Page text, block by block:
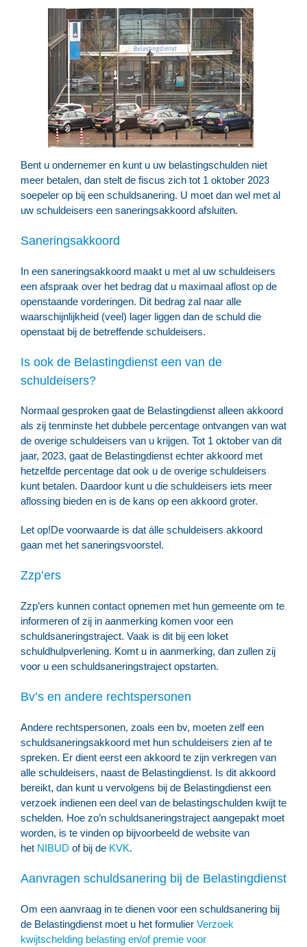
Bent u ondernemer en kunt u uw belastingschulden niet
meer betalen, dan stelt de fiscus zich tot 1 oktober 2023
soepeler op bij een schuldsanering. U moet dan wel met al
uw schuldeisers een saneringsakkoord afsluiten.
Saneringsakkoord
In een saneringsakkoord maakt u met al uw schuldeisers
een afspraak over het bedrag dat u maximaal aflost op de
openstaande vorderingen. Dit bedrag zal naar alle
waarschijnlijkheid (veel) lager liggen dan de schuld die
openstaat bij de betreffende schuldeisers.
Is ook de Belastingdienst een van de
schuldeisers?
Normaal gesproken gaat de Belastingdienst alleen akkoord
als zij tenminste het dubbele percentage ontvangen van wat
de overige schuldeisers van u krijgen. Tot 1 oktober van dit
jaar, 2023, gaat de Belastingdienst echter akkoord met
hetzelfde percentage dat ook u de overige schuldeisers
kunt betalen. Daardoor kunt u die schuldeisers iets meer
aflossing bieden en is de kans op een akkoord groter.
Let op!De voorwaarde is dat álle schuldeisers akkoord
gaan met het saneringsvoorstel.
Zzp’ers
Zzp’ers kunnen contact opnemen met hun gemeente om te
informeren of zij in aanmerking komen voor een
schuldsaneringstraject. Vaak is dit bij een loket
schuldhulpverlening. Komt u in aanmerking, dan zullen zij
voor u een schuldsaneringstraject opstarten.
Bv’s en andere rechtspersonen
Andere rechtspersonen, zoals een bv, moeten zelf een
schuldsaneringsakkoord met hun schuldeisers zien af te
spreken. Er dient eerst een akkoord te zijn verkregen van
alle schuldeisers, naast de Belastingdienst. Is dit akkoord
bereikt, dan kunt u vervolgens bij de Belastingdienst een
verzoek indienen een deel van de belastingschulden kwijt te
schelden. Hoe zo’n schuldsaneringstraject aangepakt moet
worden, is te vinden op bijvoorbeeld de website van
het NIBUD of bij de KVK.
Aanvragen schuldsanering bij de Belastingdienst
Om een aanvraag in te dienen voor een schuldsanering bij
de Belastingdienst moet u het formulier Verzoek
kwijtschelding belasting en/of premie voor